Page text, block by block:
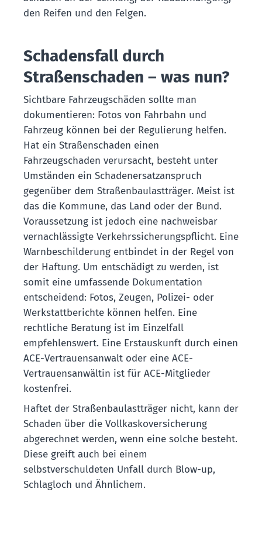
den Reifen und den Felgen.
Schadensfall durch
Straßenschaden – was nun?
Sichtbare Fahrzeugschäden sollte man
dokumentieren: Fotos von Fahrbahn und
Fahrzeug können bei der Regulierung helfen.
Hat ein Straßenschaden einen
Fahrzeugschaden verursacht, besteht unter
Umständen ein Schadenersatzanspruch
gegenüber dem Straßenbaulastträger. Meist ist
das die Kommune, das Land oder der Bund.
Voraussetzung ist jedoch eine nachweisbar
vernachlässigte Verkehrssicherungspflicht. Eine
Warnbeschilderung entbindet in der Regel von
der Haftung. Um entschädigt zu werden, ist
somit eine umfassende Dokumentation
entscheidend: Fotos, Zeugen, Polizei- oder
Werkstattberichte können helfen. Eine
rechtliche Beratung ist im Einzelfall
empfehlenswert. Eine Erstauskunft durch einen
ACE-Vertrauensanwalt oder eine ACE-
Vertrauensanwältin ist für ACE-Mitglieder
kostenfrei.
Haftet der Straßenbaulastträger nicht, kann der
Schaden über die Vollkaskoversicherung
abgerechnet werden, wenn eine solche besteht.
Diese greift auch bei einem
selbstverschuldeten Unfall durch Blow-up,
Schlagloch und Ähnlichem.